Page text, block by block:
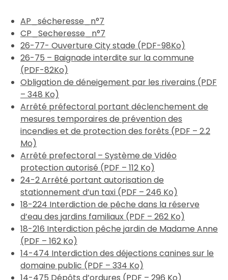
AP_sécheresse_n°7
CP_Secheresse_n°7
26-77- Ouverture City stade (PDF-98Ko)
26-75 – Baignade interdite sur la commune
(PDF-82Ko)
Obligation de déneigement par les riverains (PDF
– 348 Ko)
Arrêté préfectoral portant déclenchement de
mesures temporaires de prévention des
incendies et de protection des forêts (PDF – 2.2
Mo)
Arrêté prefectoral – Système de Vidéo
protection autorisé (PDF – 112 Ko)
24-2 Arrêté portant autorisation de
stationnement d’un taxi (PDF – 246 Ko)
18-224 Interdiction de pêche dans la réserve
d’eau des jardins familiaux (PDF – 262 Ko)
18-216 Interdiction pêche jardin de Madame Anne
(PDF – 162 Ko)
14-474 Interdiction des déjections canines sur le
domaine public (PDF – 334 Ko)